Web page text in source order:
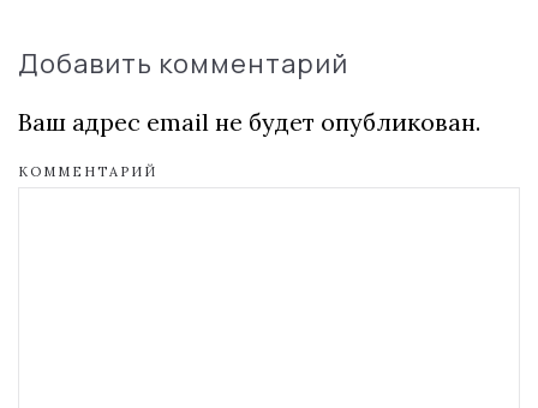
Добавить комментарий
Ваш адрес email не будет опубликован.
КОММЕНТАРИЙ